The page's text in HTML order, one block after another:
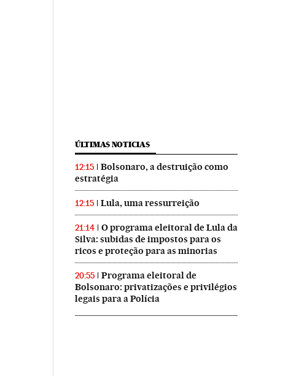
ÚLTIMAS NOTICIAS
12:15
Bolsonaro, a destruição como
estratégia
12:15 Lula, uma ressurreição
21:14
O programa eleitoral de Lula da
Silva: subidas de impostos para os
ricos e proteção para as minorias
20:55
Programa eleitoral de
Bolsonaro: privatizações e privilégios
legais para a Polícia